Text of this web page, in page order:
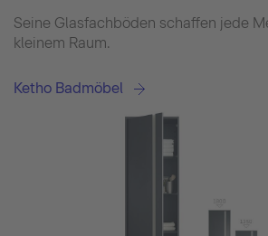
Seine Glasfachböden schaffen jede
kleinem Raum.
Ketho Badmöbel